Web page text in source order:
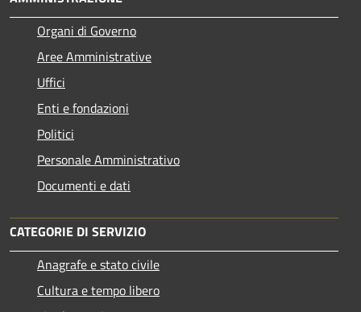
Organi di Governo
Aree Amministrative
Uffici
Enti e fondazioni
Politici
Personale Amministrativo
Documenti e dati
CATEGORIE DI SERVIZIO
Anagrafe e stato civile
Cultura e tempo libero